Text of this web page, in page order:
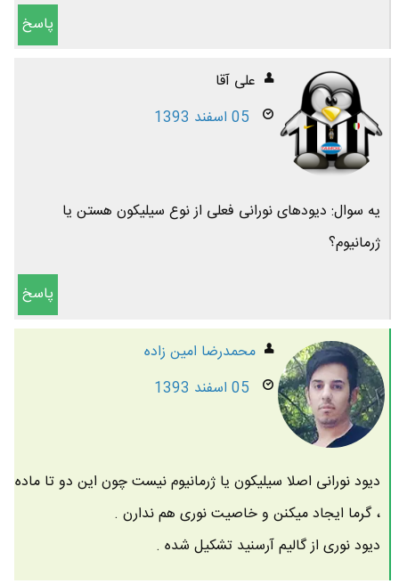
پاسخ
علی آقا
05 اسفند 1393
یه سوال: دیودهای نورانی فعلی از نوع سیلیکون هستن یا
ژرمانیوم؟
پاسخ
محمدرضا امين زاده
05 اسفند 1393
دیود نورانی اصلا سیلیکون یا ژرمانیوم نیست چون این دو تا ماده
، گرما ایجاد میکنن و خاصیت نوری هم ندارن .
دیود نوری از گالیم آرسنید تشکیل شده .